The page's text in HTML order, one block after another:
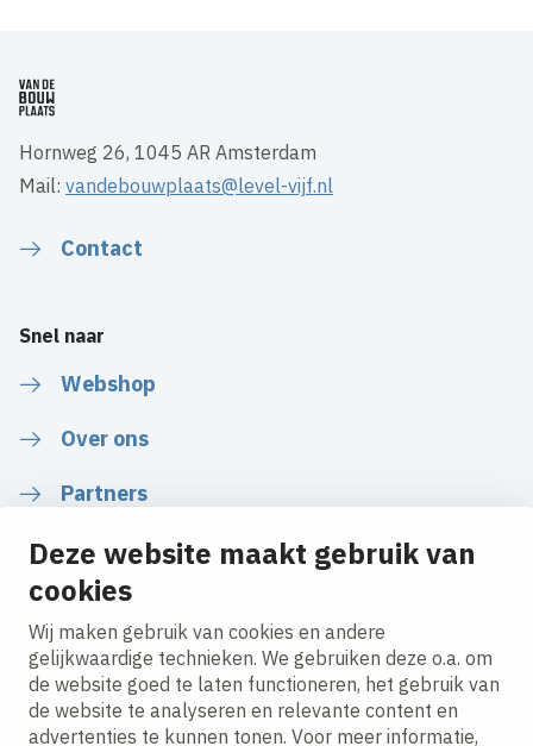
Deze website maakt gebruik van
cookies
Wij maken gebruik van cookies en andere
gelijkwaardige technieken. We gebruiken deze o.a. om
de website goed te laten functioneren, het gebruik van
de website te analyseren en relevante content en
advertenties te kunnen tonen. Voor meer informatie,
Hornweg 26, 1045 AR Amsterdam
Mail:vandebouwplaats@level-vijf.nl
Contact
Snel naar
Webshop
Over ons
Partners
Nieuws
Volg ons